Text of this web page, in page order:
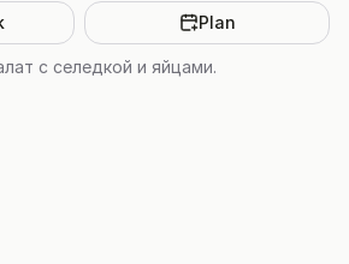
Plan
с селедкой и яйцами.